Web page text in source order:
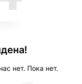
нет. Пока нет.